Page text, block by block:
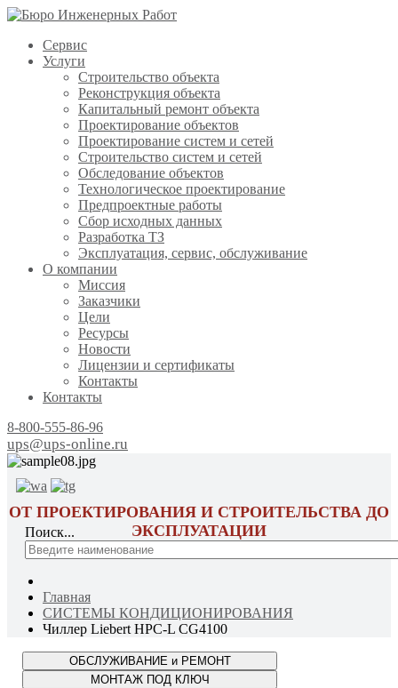
Сервис
Услуги
Строительство объекта
Реконструкция объекта
Капитальный ремонт объекта
Проектирование объектов
Проектирование систем и сетей
Строительство систем и сетей
Обследование объектов
Технологическое проектирование
Предпроектные работы
Сбор исходных данных
Разработка ТЗ
Эксплуатация, сервис, обслуживание
О компании
Миссия
Заказчики
Цели
Ресурсы
Новости
Лицензии и сертификаты
Контакты
Контакты
8-800-555-86-96
ups@ups-online.ru
ОТ ПРОЕКТИРОВАНИЯ И СТРОИТЕЛЬСТВА ДО
ЭКСПЛУАТАЦИИ
Поиск...
Главная
СИСТЕМЫ КОНДИЦИОНИРОВАНИЯ
Чиллер Liebert HPC-L CG4100